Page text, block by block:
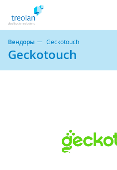
Вендоры Geckotouch
Geckotouch